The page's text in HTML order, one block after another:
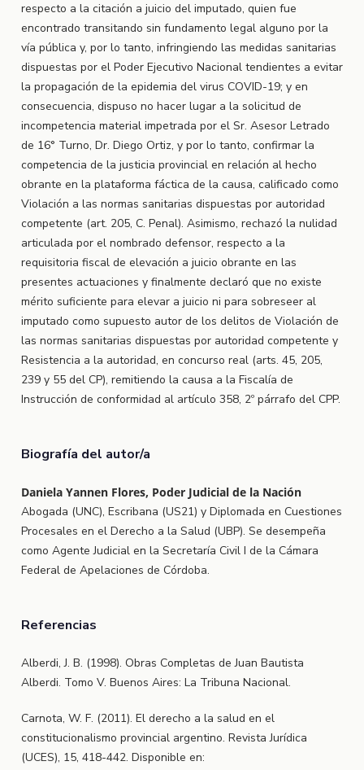
respecto a la citación a juicio del imputado, quien fue
encontrado transitando sin fundamento legal alguno por la
vía pública y, por lo tanto, infringiendo las medidas sanitarias
dispuestas por el Poder Ejecutivo Nacional tendientes a evitar
la propagación de la epidemia del virus COVID-19; y en
consecuencia, dispuso no hacer lugar a la solicitud de
incompetencia material impetrada por el Sr. Asesor Letrado
de 16° Turno, Dr. Diego Ortiz, y por lo tanto, confirmar la
competencia de la justicia provincial en relación al hecho
obrante en la plataforma fáctica de la causa, calificado como
Violación a las normas sanitarias dispuestas por autoridad
competente (art. 205, C. Penal). Asimismo, rechazó la nulidad
articulada por el nombrado defensor, respecto a la
requisitoria fiscal de elevación a juicio obrante en las
presentes actuaciones y finalmente declaró que no existe
mérito suficiente para elevar a juicio ni para sobreseer al
imputado como supuesto autor de los delitos de Violación de
las normas sanitarias dispuestas por autoridad competente y
Resistencia a la autoridad, en concurso real (arts. 45, 205,
239 y 55 del CP), remitiendo la causa a la Fiscalía de
Instrucción de conformidad al artículo 358, 2º párrafo del CPP.
Biografía del autor/a
Daniela Yannen Flores, Poder Judicial de la Nación
Abogada (UNC), Escribana (US21) y Diplomada en Cuestiones
Procesales en el Derecho a la Salud (UBP). Se desempeña
como Agente Judicial en la Secretaría Civil I de la Cámara
Federal de Apelaciones de Córdoba.
Referencias
Alberdi, J. B. (1998). Obras Completas de Juan Bautista
Alberdi. Tomo V. Buenos Aires: La Tribuna Nacional.
Carnota, W. F. (2011). El derecho a la salud en el
constitucionalismo provincial argentino. Revista Jurídica
(UCES), 15, 418-442. Disponible en: